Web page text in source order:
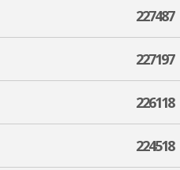
227487
227197
226118
224518